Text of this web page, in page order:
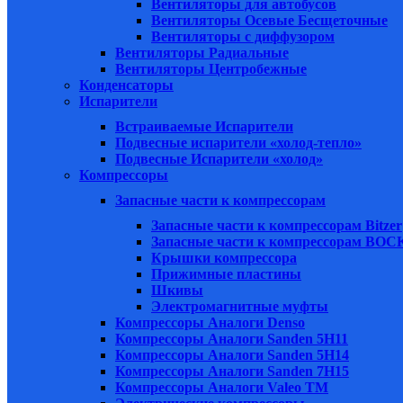
Вентиляторы для автобусов
Вентиляторы Осевые Бесщеточные
Вентиляторы с диффузором
Вентиляторы Радиальные
Вентиляторы Центробежные
Конденсаторы
Испарители
Встраиваемые Испарители
Подвесные испарители «холод-тепло»
Подвесные Испарители «холод»
Компрессоры
Запасные части к компрессорам
Запасные части к компрессорам Bitzer
Запасные части к компрессорам
Крышки компрессора
Прижимные пластины
Шкивы
Электромагнитные муфты
Компрессоры Аналоги Denso
Компрессоры Аналоги Sanden 5H11
Компрессоры Аналоги Sanden 5H14
Компрессоры Аналоги Sanden 7H15
Компрессоры Аналоги Valeo ТМ